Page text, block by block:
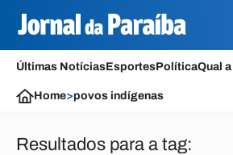
Últimas NotíciasEsportesPolíticaQual
Home>povos indígenas
Resultados para a tag: